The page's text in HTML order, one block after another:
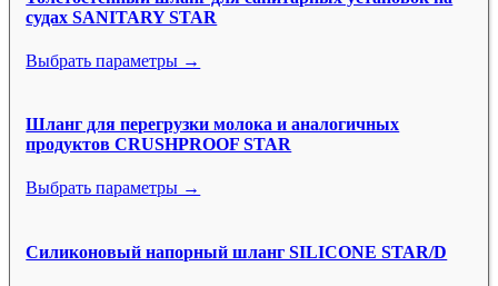
судах SANITARY STAR
Выбрать параметры →
Шланг для перегрузки молока и аналогичных
продуктов CRUSHPROOF STAR
Выбрать параметры →
Силиконовый напорный шланг SILICONE STAR/D